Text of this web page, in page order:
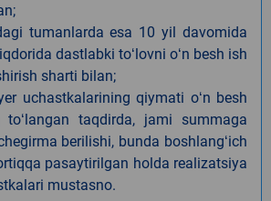
tumanlarda esa 10 yil davomida
dastlabki toʻlovni oʻn besh ish
sharti bilan;
uchastkalarining qiymati oʻn besh
taqdirda, jami summaga
berilishi, bunda boshlangʻich
pasaytirilgan holda realizatsiya
mustasno.